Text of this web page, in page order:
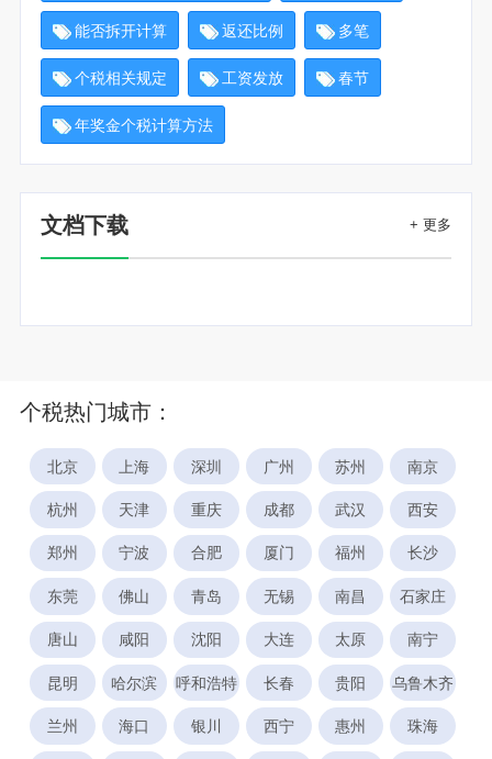
能否拆开计算 返还比例 多笔
个税相关规定 工资发放 春节
年奖金个税计算方法
文档下载 + 更多
个税热门城市：
北京 上海 深圳 广州 苏州 南京
杭州 天津 重庆 成都 武汉 西安
郑州 宁波 合肥 厦门 福州 长沙
东莞 佛山 青岛 无锡 南昌 石家庄
唐山 咸阳 沈阳 大连 太原 南宁
昆明 哈尔滨 呼和浩特 长春 贵阳 乌鲁木齐
兰州 海口 银川 西宁 惠州 珠海